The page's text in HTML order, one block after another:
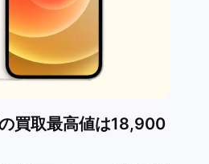
買取最高値は18,900